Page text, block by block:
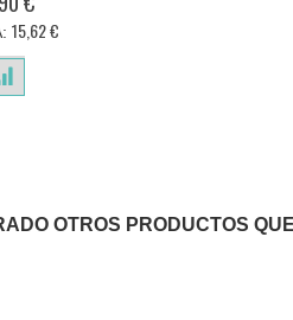
15,62 €
OTROS PRODUCTOS